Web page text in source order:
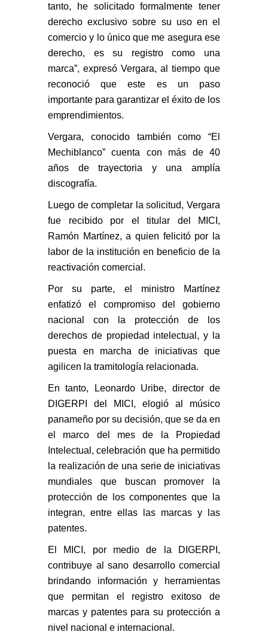
tanto, he solicitado formalmente tener
derecho exclusivo sobre su uso en el
comercio y lo único que me asegura ese
derecho, es su registro como una
marca”, expresó Vergara, al tiempo que
reconoció que este es un paso
importante para garantizar el éxito de los
emprendimientos.
Vergara, conocido también como “El
Mechiblanco” cuenta con más de 40
años de trayectoria y una amplía
discografía.
Luego de completar la solicitud, Vergara
fue recibido por el titular del MICI,
Ramón Martínez, a quien felicitó por la
labor de la institución en beneficio de la
reactivación comercial.
Por su parte, el ministro Martínez
enfatizó el compromiso del gobierno
nacional con la protección de los
derechos de propiedad intelectual, y la
puesta en marcha de iniciativas que
agilicen la tramitología relacionada.
En tanto, Leonardo Uribe, director de
DIGERPI del MICI, elogió al músico
panameño por su decisión, que se da en
el marco del mes de la Propiedad
Intelectual, celebración que ha permitido
la realización de una serie de iniciativas
mundiales que buscan promover la
protección de los componentes que la
integran, entre ellas las marcas y las
patentes.
El MICI, por medio de la DIGERPI,
contribuye al sano desarrollo comercial
brindando información y herramientas
que permitan el registro exitoso de
marcas y patentes para su protección a
nivel nacional e internacional.